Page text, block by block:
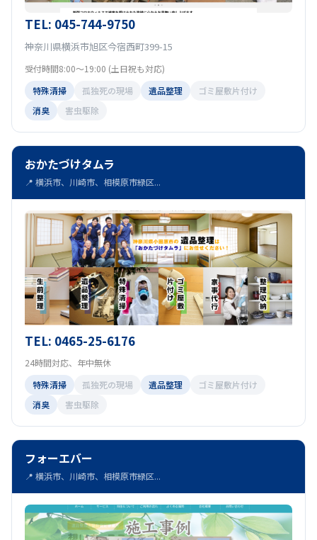
TEL: 045-744-9750
神奈川県横浜市旭区今宿西町399-15
受付時間8:00～19:00 (土日祝も対応)
特殊清掃
孤独死の現場 遺品整理
ゴミ屋敷片付け
消臭
害虫駆除
おかたづけタムラ
📍 横浜市、川崎市、相模原市緑区...
TEL: 0465-25-6176
24時間対応、年中無休
特殊清掃
孤独死の現場 遺品整理
ゴミ屋敷片付け
消臭
害虫駆除
フォーエバー
📍 横浜市、川崎市、相模原市緑区...